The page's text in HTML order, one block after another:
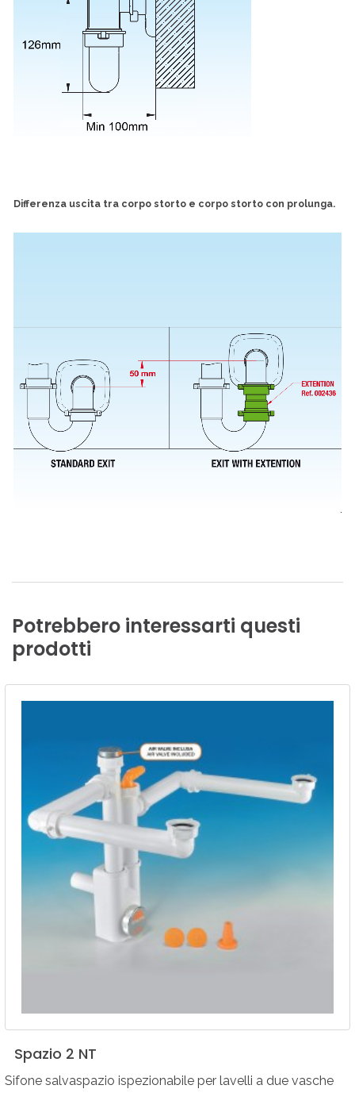
Differenza uscita tra corpo storto e corpo storto con prolunga.
Potrebbero interessarti questi
prodotti
Spazio 2 NT
Sifone salvaspazio ispezionabile per lavelli a due vasche